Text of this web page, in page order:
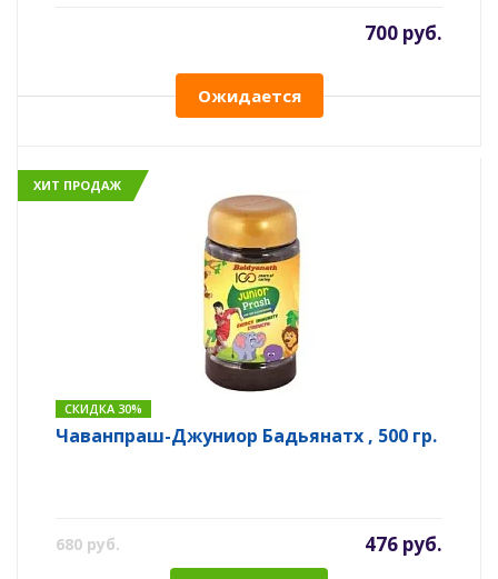
700 руб.
Ожидается
ХИТ ПРОДАЖ
СКИДКА 30%
Чаванпраш-Джуниор Бадьянатх , 500 гр.
680 руб. 476 руб.